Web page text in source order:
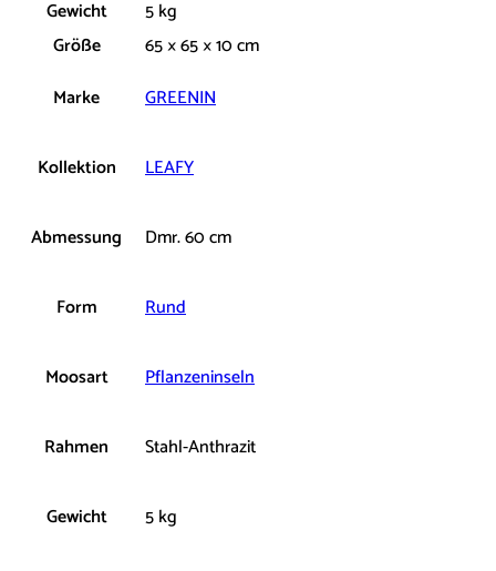
Gewicht
5 kg
Größe
65 × 65 × 10 cm
Marke
GREENIN
Kollektion LEAFY
Abmessung Dmr. 60 cm
Form Rund
Moosart Pflanzeninseln
Rahmen Stahl-Anthrazit
Gewicht 5 kg